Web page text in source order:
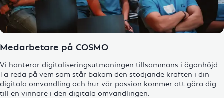
Medarbetare på COSMO
Vi hanterar digitaliseringsutmaningen tillsammans i ögonhöjd.
Ta reda på vem som står bakom den stödjande kraften i din
digitala omvandling och hur vår passion kommer att göra dig
till en vinnare i den digitala omvandlingen